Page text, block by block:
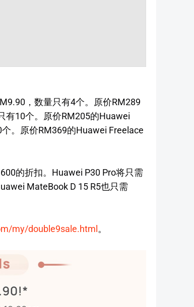
，数量只有4个。原价RM289
有10个。原价RM205的Huawei
。原价RM369的Huawei Freelace
的折扣。Huawei P30 Pro将只需
MateBook D 15 R5也只需
my/double9sale.html。